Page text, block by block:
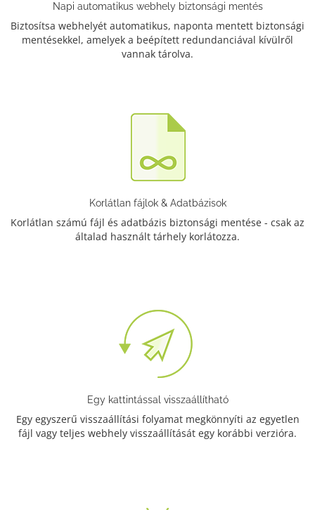
Napi automatikus webhely biztonsági mentés
Biztosítsa webhelyét automatikus, naponta mentett biztonsági
mentésekkel, amelyek a beépített redundanciával kívülről
vannak tárolva.
Korlátlan fájlok & Adatbázisok
Korlátlan számú fájl és adatbázis biztonsági mentése - csak az
általad használt tárhely korlátozza.
Egy kattintással visszaállítható
Egy egyszerű visszaállítási folyamat megkönnyíti az egyetlen
fájl vagy teljes webhely visszaállítását egy korábbi verzióra.